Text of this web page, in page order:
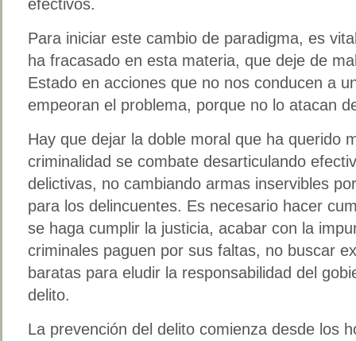
efectivos.
Para iniciar este cambio de paradigma, es
ha fracasado en esta materia, que deje de
Estado en acciones que no nos conducen a
empeoran el problema, porque no lo atacan
Hay que dejar la doble moral que ha querido
criminalidad se combate desarticulando
delictivas, no cambiando armas inservibles
para los delincuentes. Es necesario hacer
se haga cumplir la justicia, acabar con la
criminales paguen por sus faltas, no buscar
baratas para eludir la responsabilidad del
delito.
La prevención del delito comienza desde los